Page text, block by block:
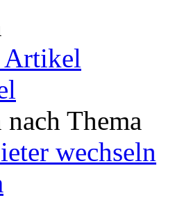
Artikel
Thema
wechseln